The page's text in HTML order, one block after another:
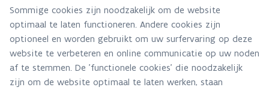
Hebt u een vraag over deze toepassing? Stel ze
hier:
Via contact formulier
Alle contactgegevens
Sommige cookies zijn noodzakelijk om de website
optimaal te laten functioneren. Andere cookies zijn
optioneel en worden gebruikt om uw surfervaring op deze
website te verbeteren en online communicatie op uw noden
af te stemmen. De 'functionele cookies' die noodzakelijk
zijn om de website optimaal te laten werken, staan